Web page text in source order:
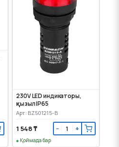
230V LED индикаторы,
қызыл IP65
Арт: BZ501215-B
1 548 ₸ − +
Қоймада бар